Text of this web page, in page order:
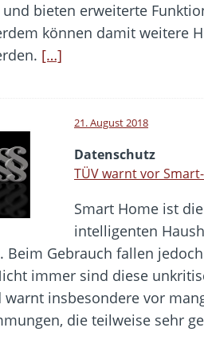
bieten erweiterte
können damit weitere
[…]
21. August 2018
Datenschutz
TÜV warnt vor
Smart Home ist
intelligenten
Beim Gebrauch fallen
immer sind diese
warnt insbesondere vor
die teilweise sehr